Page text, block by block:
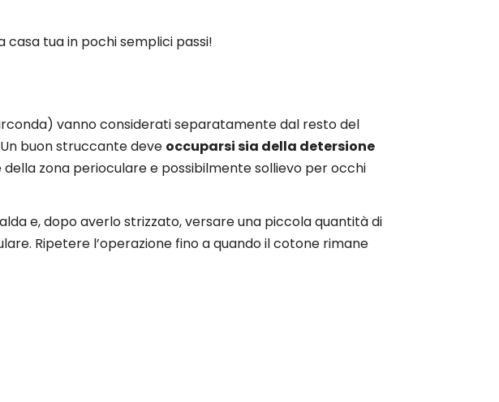
tua in pochi semplici passi!
vanno considerati separatamente dal resto del
Un buon struccante deve occuparsi sia della detersione
zona perioculare e possibilmente sollievo per occhi
e, dopo averlo strizzato, versare una piccola quantità di
Ripetere l’operazione fino a quando il cotone rimane